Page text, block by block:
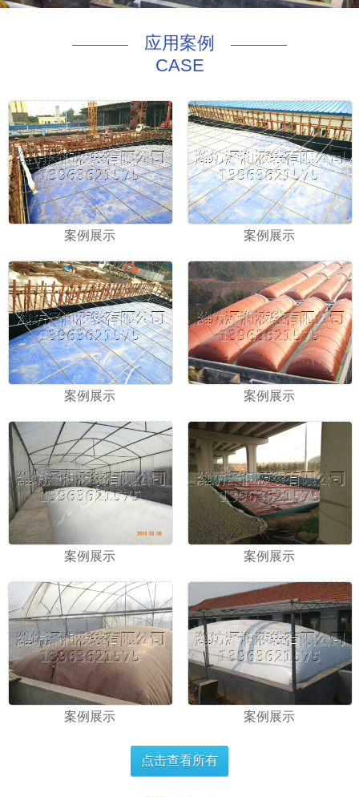
非危液体的优质合格产品。
应用案例
CASE
案例展示 案例展示
案例展示 案例展示
案例展示 案例展示
案例展示 案例展示
点击查看所有